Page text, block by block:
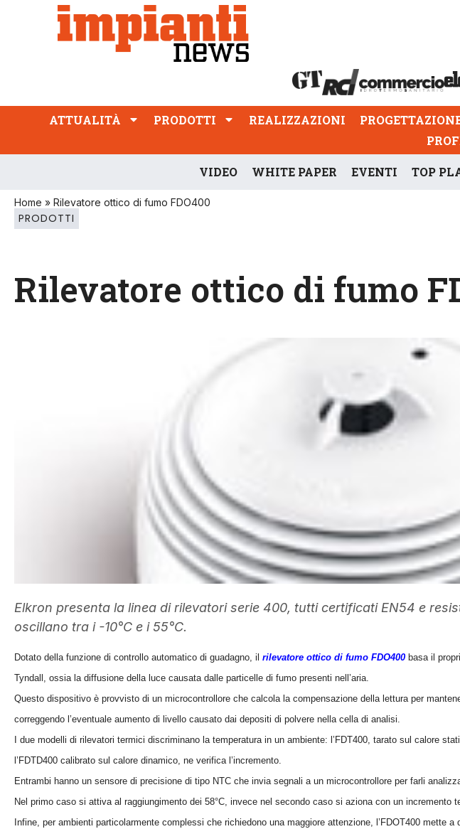
ATTUALITÀ PRODOTTI REALIZZAZIONI
PROFESSIONE
ATTUALITÀ PRODOTTI REALIZZAZIONI
VIDEO WHITE PAPER EVENTI TOP
Home » Rilevatore ottico di fumo FDO400
PRODOTTI
Rilevatore ottico di fumo
Elkron presenta la linea di rilevatori serie 400, tutti certificati EN54 e
oscillano tra i -10°C e i 55°C.
Dotato della funzione di controllo automatico di guadagno, il rilevatore ottico di fumo FDO400 basa il
Tyndall, ossia la diffusione della luce causata dalle particelle di fumo presenti nell’aria.
Questo dispositivo è provvisto di un microcontrollore che calcola la compensazione della lettura per
correggendo l’eventuale aumento di livello causato dai depositi di polvere nella cella di analisi.
I due modelli di rilevatori termici discriminano la temperatura in un ambiente: l’FDT400, tarato sul calore
l’FDTD400 calibrato sul calore dinamico, ne verifica l’incremento.
Entrambi hanno un sensore di precisione di tipo NTC che invia segnali a un microcontrollore per farli
Nel primo caso si attiva al raggiungimento dei 58°C, invece nel secondo caso si aziona con un incremento
Infine, per ambienti particolarmente complessi che richiedono una maggiore attenzione, l’FDOT400 mette